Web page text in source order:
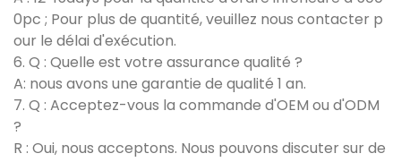
0pc ; Pour plus de quantité, veuillez nous contacter p
our le délai d'exécution.
6. Q : Quelle est votre assurance qualité ?
A: nous avons une garantie de qualité 1 an.
7. Q : Acceptez-vous la commande d'OEM ou d'ODM
?
R : Oui, nous acceptons. Nous pouvons discuter sur de